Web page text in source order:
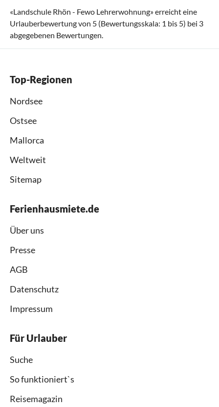
«Landschule Rhön - Fewo Lehrerwohnung» erreicht eine
Urlauberbewertung von 5 (Bewertungsskala: 1 bis 5) bei 3
abgegebenen Bewertungen.
Top-Regionen
Nordsee
Ostsee
Mallorca
Weltweit
Sitemap
Ferienhausmiete.de
Über uns
Presse
AGB
Datenschutz
Impressum
Für Urlauber
Suche
So funktioniert`s
Reisemagazin